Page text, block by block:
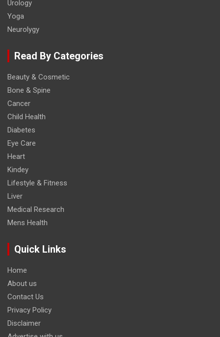
Urology
Yoga
Neurolygy
Read By Categories
Beauty & Cosmetic
Bone & Spine
Cancer
Child Health
Diabetes
Eye Care
Heart
Kindey
Lifestyle & Fitness
Liver
Medical Research
Mens Health
Quick Links
Home
About us
Contact Us
Privacy Policy
Disclaimer